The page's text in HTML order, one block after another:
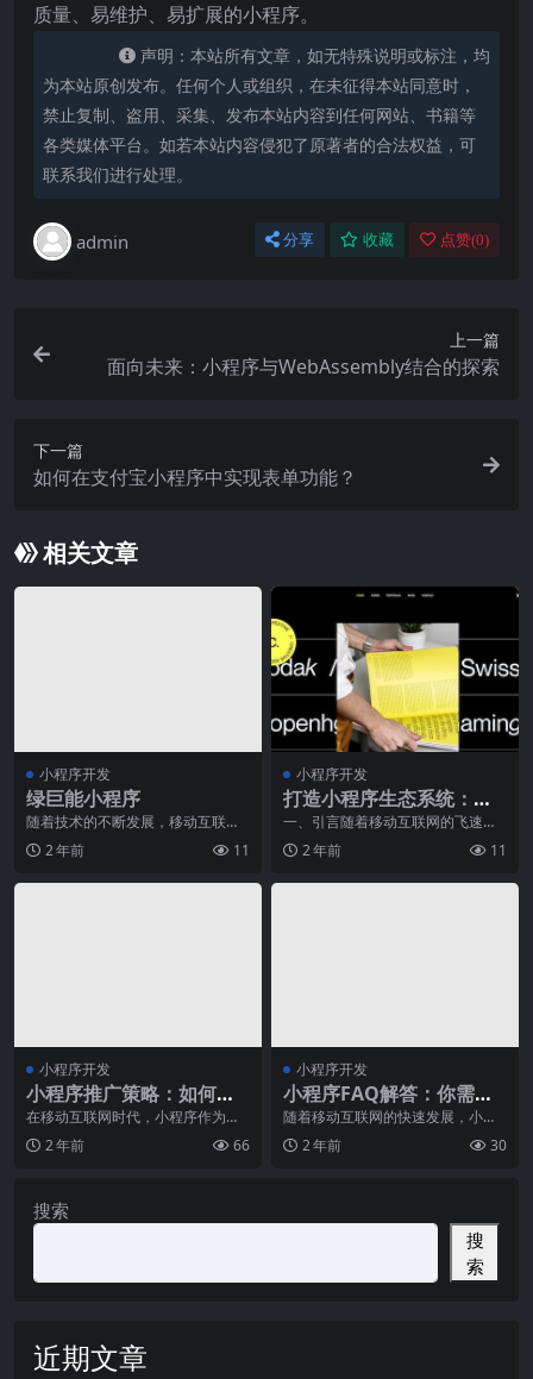
质量、易维护、易扩展的小程序。
声明：本站所有文章，如无特殊说明或标注，均
为本站原创发布。任何个人或组织，在未征得本站同意时，
禁止复制、盗用、采集、发布本站内容到任何网站、书籍等
各类媒体平台。如若本站内容侵犯了原著者的合法权益，可
联系我们进行处理。
admin 分享 收藏 点赞(0)
上一篇
面向未来：小程序与WebAssembly结合的探索
下一篇
如何在支付宝小程序中实现表单功能？
相关文章
小程序开发
绿巨能小程序
随着技术的不断发展，移动互联网
的普及，手机已经成为现代人生活
中必不可少的工具。而
2 年前 11
小程序开发
打造小程序生态系统：全
方位解决方案
一、引言随着移动互联网的飞速发
展，小程序作为一种新型的应用形
态，正在成为连接用户
2 年前 11
小程序开发
小程序推广策略：如何提
高自己小程序的用户量？
在移动互联网时代，小程序作为一
种轻量级应用形式，受到了越来越
多企业的青睐。然而，
2 年前 66
小程序开发
小程序FAQ解答：你需要
知道的小程序问题
随着移动互联网的快速发展，小程
序成为了一种炙手可热的应用形
态。作为一种轻量级的应
2 年前 30
搜索
搜
索
近期文章